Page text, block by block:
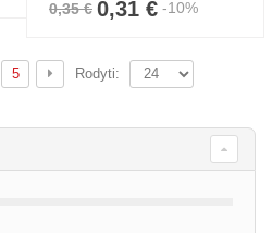
0,35 € 0,31 € -10%
5 Rodyti: